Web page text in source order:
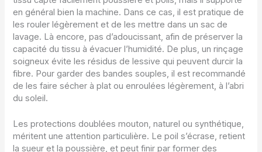
en général bien la machine. Dans ce cas, il est pratique de
les rouler légèrement et de les mettre dans un sac de
lavage. Là encore, pas d’adoucissant, afin de préserver la
capacité du tissu à évacuer l’humidité. De plus, un rinçage
soigneux évite les résidus de lessive qui peuvent durcir la
fibre. Pour garder des bandes souples, il est recommandé
de les faire sécher à plat ou enroulées légèrement, à l’abri
du soleil.
Les protections doublées mouton, naturel ou synthétique,
méritent une attention particulière. Le poil s’écrase, retient
la sueur et la poussière, et peut finir par former des